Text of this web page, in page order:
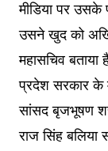
मीडिया पर उसके
उसने खुद को
महासचिव
प्रदेश सरकार के
सांसद बृजभूषण
राज सिंह